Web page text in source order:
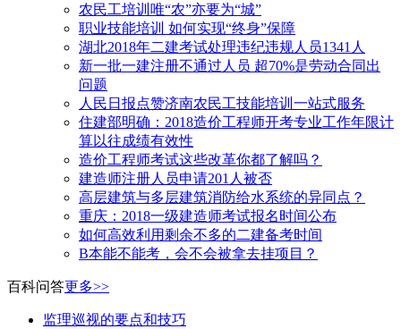
农民工培训唯“农”亦要为“城”
职业技能培训 如何实现“终身”保障
湖北2018年二建考试处理违纪违规人员1341人
新一批一建注册不通过人员 超70%是劳动合同出
问题
人民日报点赞济南农民工技能培训一站式服务
住建部明确：2018造价工程师开考专业工作年限计
算以往成绩有效性
造价工程师考试这些改革你都了解吗？
建造师注册人员申请201人被否
高层建筑与多层建筑消防给水系统的异同点？
​重庆：2018一级建造师考试报名时间公布
如何高效利用剩余不多的二建备考时间
B本能不能考，会不会被拿去挂项目？
百科问答更多>>
监理巡视的要点和技巧